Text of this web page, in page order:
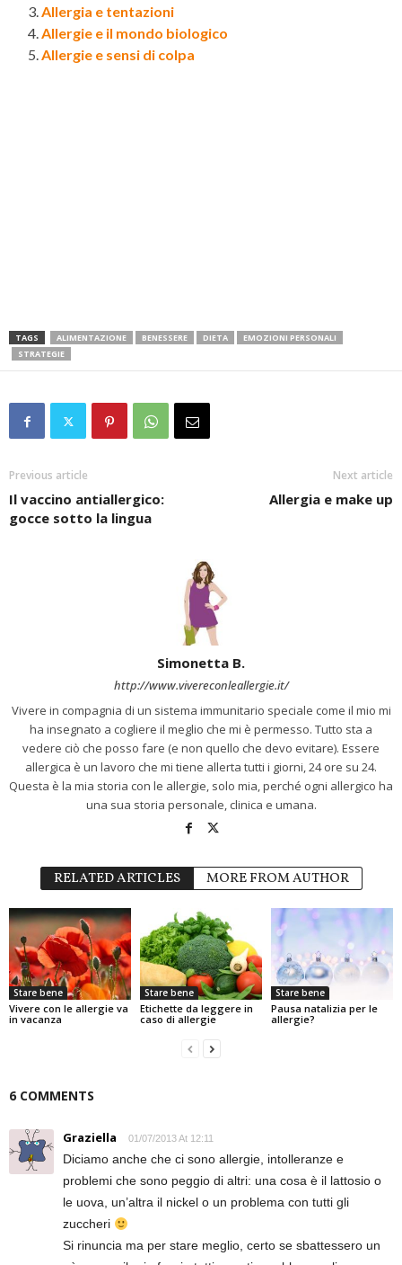
Allergia e tentazioni
Allergie e il mondo biologico
Allergie e sensi di colpa
TAGS ALIMENTAZIONE BENESSERE DIETA
EMOZIONI PERSONALI
STRATEGIE
Previous article
Il vaccino antiallergico:
gocce sotto la lingua
Next article
Allergia e make up
Simonetta B.
http://www.vivereconleallergie.it/
Vivere in compagnia di un sistema immunitario speciale come il mio mi
ha insegnato a cogliere il meglio che mi è permesso. Tutto sta a
vedere ciò che posso fare (e non quello che devo evitare). Essere
allergica è un lavoro che mi tiene allerta tutti i giorni, 24 ore su 24.
Questa è la mia storia con le allergie, solo mia, perché ogni allergico ha
una sua storia personale, clinica e umana.
RELATED ARTICLES MORE FROM AUTHOR
Stare bene
Vivere con le allergie va
in vacanza
Stare bene
Etichette da leggere in
caso di allergie
Stare bene
Pausa natalizia per le
allergie?
6 COMMENTS
Graziella 01/07/2013 At 12:11
Diciamo anche che ci sono allergie, intolleranze e
problemi che sono peggio di altri: una cosa è il lattosio o
le uova, un’altra il nickel o un problema con tutti gli
zuccheri
Si rinuncia ma per stare meglio, certo se sbattessero un